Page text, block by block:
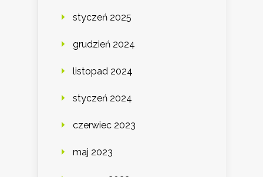
styczeń 2025
grudzień 2024
listopad 2024
styczeń 2024
czerwiec 2023
maj 2023